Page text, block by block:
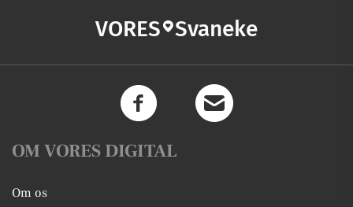
VORES Svaneke
OM VORES DIGITAL
Om os